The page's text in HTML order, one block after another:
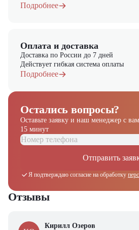
Подробнее
Оплата и доставка
Доставка по России до 7 дней
Действует гибкая система оплаты
Подробнее
Остались вопросы?
Оставьте заявку и наш менеджер с
15 минут
Отправить
Я подтверждаю согласие на обработку
Отзывы
Кирилл Озеров